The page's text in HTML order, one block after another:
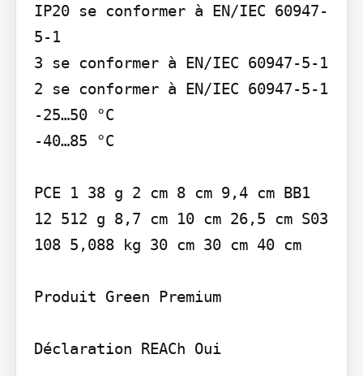
IP20 se conformer à EN/IEC 60947-
5-1
3 se conformer à EN/IEC 60947-5-1
2 se conformer à EN/IEC 60947-5-1
-25…50 °C
-40…85 °C
PCE 1 38 g 2 cm 8 cm 9,4 cm BB1
12 512 g 8,7 cm 10 cm 26,5 cm S03
108 5,088 kg 30 cm 30 cm 40 cm
Produit Green Premium
Déclaration REACh Oui